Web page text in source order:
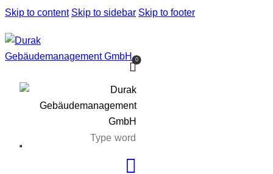
Skip to content Skip to sidebar Skip to footer
0